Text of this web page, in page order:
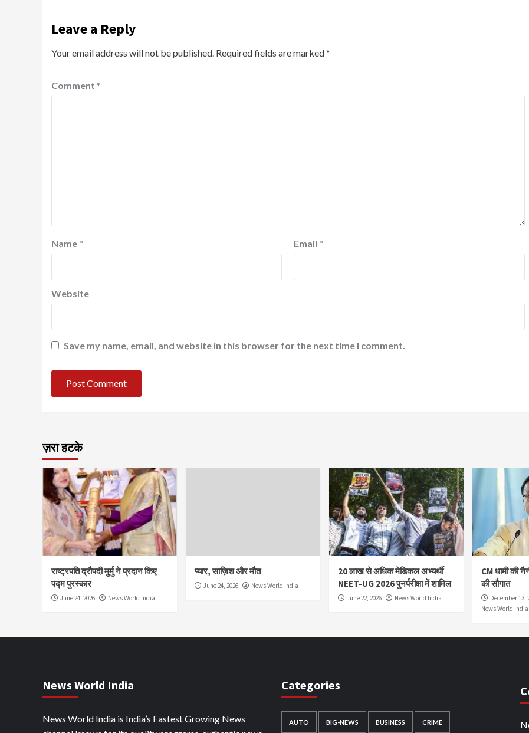
Leave a Reply
Your email address will not be published. Required fields are marked*
Comment *
Name * Email *
Website
Save my name, email, and website in this browser for the next time I comment.
ज़रा हटके
राष्ट्रपति द्रौपदी मुर्मु ने प्रदान किए
पद्म पुरस्कार
June 24, 2026 News World India
प्यार, साज़िश और मौत
June 24, 2026 News World India
20 लाख से अधिक मेडिकल अभ्यर्थी
NEET-UG 2026 पुनर्परीक्षा में शामिल
June 22, 2026 News World India
CM धामी की
की सौगात
December 13,
News World India
News World India
News World India is India’s Fastest Growing News
Categories
AUTO BIG-NEWS BUSINESS CRIME